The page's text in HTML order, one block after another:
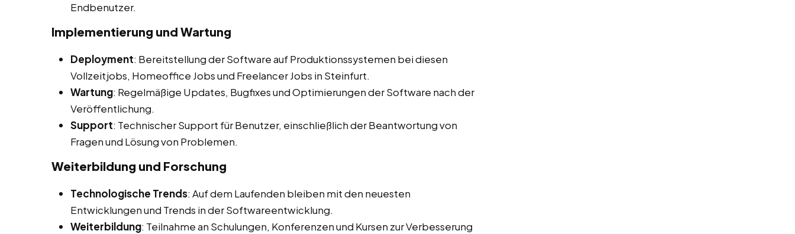
Endbenutzer.
Implementierung und Wartung
Deployment: Bereitstellung der Software auf Produktionssystemen bei diesen
Vollzeitjobs, Homeoffice Jobs und Freelancer Jobs in Steinfurt.
Wartung: Regelmäßige Updates, Bugfixes und Optimierungen der Software nach der
Veröffentlichung.
Support: Technischer Support für Benutzer, einschließlich der Beantwortung von
Fragen und Lösung von Problemen.
Weiterbildung und Forschung
Technologische Trends: Auf dem Laufenden bleiben mit den neuesten
Entwicklungen und Trends in der Softwareentwicklung.
Weiterbildung: Teilnahme an Schulungen, Konferenzen und Kursen zur Verbesserung